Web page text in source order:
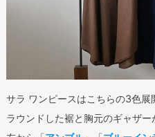
サラ ワンピースはこちらの3色展
ラウンドした裾と胸元のギャザー